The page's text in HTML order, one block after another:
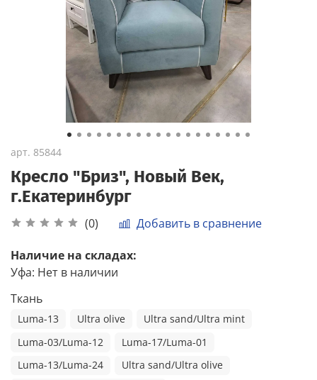
арт. 85844
Кресло "Бриз", Новый Век,
г.Екатеринбург
(0) Добавить в сравнение
Наличие на складах:
Уфа: Нет в наличии
Ткань
Luma-13 Ultra olive
Ultra sand/Ultra mint
Luma-03/Luma-12
Luma-17/Luma-01
Luma-13/Luma-24
Ultra sand/Ultra olive